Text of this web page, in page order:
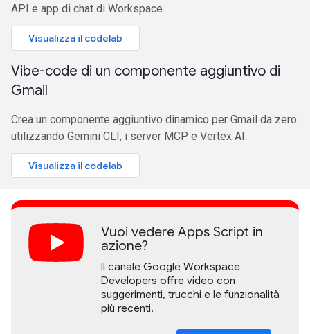
API e app di chat di Workspace.
Visualizza il codelab
Vibe-code di un componente aggiuntivo di
Gmail
Crea un componente aggiuntivo dinamico per Gmail da zero
utilizzando Gemini CLI, i server MCP e Vertex AI.
Visualizza il codelab
Vuoi vedere Apps Script in
azione?
Il canale Google Workspace
Developers offre video con
suggerimenti, trucchi e le funzionalità
più recenti.